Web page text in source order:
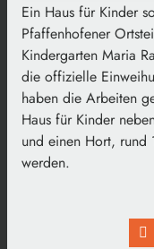
Ein Haus für Kinder
Pfaffenhofener
Kindergarten Maria
die offizielle
haben die Arbeiten
Haus für Kinder
und einen Hort, rund
werden.